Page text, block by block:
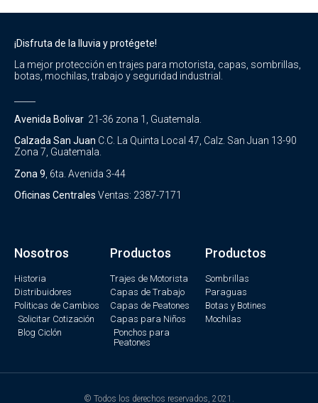
¡Disfruta de la lluvia y protégete!
La mejor protección en trajes para motorista, capas, sombrillas,
botas, mochilas, trabajo y seguridad industrial.
Avenida Bolivar 21-36 zona 1, Guatemala.
Calzada San Juan C.C. La Quinta Local 47, Calz. San Juan 13-90
Zona 7, Guatemala.
Zona 9 , 6ta. Avenida 3-44
Oficinas Centrales Ventas: 2387-7171
Nosotros
Historia
Distribuidores
Politicas de Cambios
Solicitar Cotización
Blog Ciclón
Productos
Trajes de Motorista
Capas de Trabajo
Capas de Peatones
Capas para Niños
Ponchos para
Peatones
Productos
Sombrillas
Paraguas
Botas y Botines
Mochilas
© Todos los derechos reservados, 2021.